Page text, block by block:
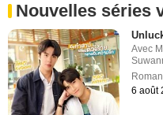
Nouvelles séries
Avec
6 août